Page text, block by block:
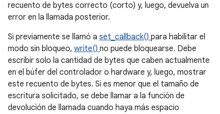
recuento de bytes correcto (corto) y, luego, devuelva un
error en la llamada posterior.
Si previamente se llamó a set_callback() para habilitar el
modo sin bloqueo, write() no puede bloquearse. Debe
escribir solo la cantidad de bytes que caben actualmente
en el búfer del controlador o hardware y, luego, mostrar
este recuento de bytes. Si es menor que el tamaño de
escritura solicitado, se debe llamar a la función de
devolución de llamada cuando haya más espacio